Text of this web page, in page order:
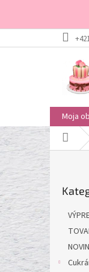
na
Moja
o
ý
e